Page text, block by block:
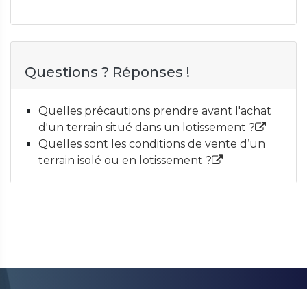
Questions ? Réponses !
Quelles précautions prendre avant l'achat
d'un terrain situé dans un lotissement ?
Quelles sont les conditions de vente d’un
terrain isolé ou en lotissement ?